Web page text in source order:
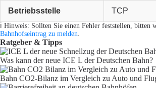
Betriebsstelle TCP
ℹ️ Hinweis: Sollten Sie einen Fehler feststellen, bitten
Bahnhofseintrag zu melden.
Ratgeber & Tipps
Was kann der neue ICE L der Deutschen Bahn?
Bahn CO2-Bilanz im Vergleich zu Auto und